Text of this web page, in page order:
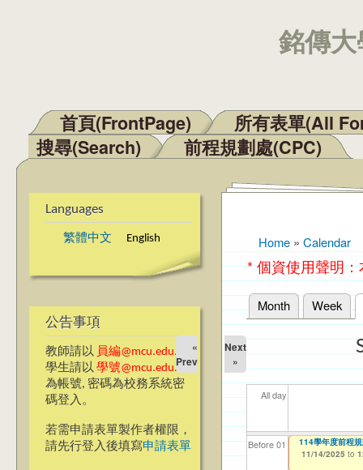
銘傳
Main menu
首頁(FrontPage)
所有表單(All
搜尋(Search)
前程規劃處(CPC)
Languages
繁體中文 English
公告事項
教師請以 員編@mcu.edu.tw
學生請以 學號@mcu.edu.tw
為帳號, 密碼為校務系統密
碼登入。
若需申請表單製作者權限，
請先行登入後填寫申請表單
You are here
Home » Calendar
* 個資使用聲明
Primary tabs
Month Week
«
Prev
Next
»
All day
Before 01
【資網處】
整合系統～表單
【財務處】工讀
11/12/2021 to
【財務處】漏打
錄
114
04/
114
02/
114
03/
【學
07/
114
09/
【資訊網路處】
11/06/2025 to
Ja>_<pan應日
11/13/2025 to
114學年度前程
11/14/2025 to